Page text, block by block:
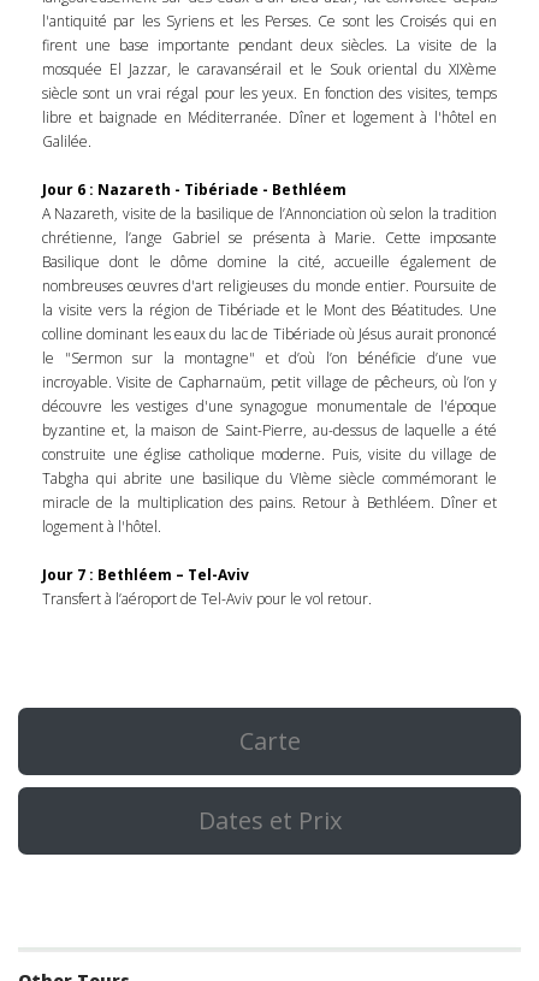
l'antiquité par les Syriens et les Perses. Ce sont les Croisés qui en
firent une base importante pendant deux siècles. La visite de la
mosquée El Jazzar, le caravansérail et le Souk oriental du XIXème
siècle sont un vrai régal pour les yeux. En fonction des visites, temps
libre et baignade en Méditerranée. Dîner et logement à l'hôtel en
Galilée.
Jour 6 : Nazareth - Tibériade - Bethléem
A Nazareth, visite de la basilique de l’Annonciation où selon la tradition
chrétienne, l’ange Gabriel se présenta à Marie. Cette imposante
Basilique dont le dôme domine la cité, accueille également de
nombreuses œuvres d'art religieuses du monde entier. Poursuite de
la visite vers la région de Tibériade et le Mont des Béatitudes. Une
colline dominant les eaux du lac de Tibériade où Jésus aurait prononcé
le "Sermon sur la montagne" et d’où l’on bénéficie d’une vue
incroyable. Visite de Capharnaüm, petit village de pêcheurs, où l’on y
découvre les vestiges d'une synagogue monumentale de l'époque
byzantine et, la maison de Saint-Pierre, au-dessus de laquelle a été
construite une église catholique moderne. Puis, visite du village de
Tabgha qui abrite une basilique du VIème siècle commémorant le
miracle de la multiplication des pains. Retour à Bethléem. Dîner et
logement à l'hôtel.
Jour 7 : Bethléem – Tel-Aviv
Transfert à l’aéroport de Tel-Aviv pour le vol retour.
Carte
Dates et Prix